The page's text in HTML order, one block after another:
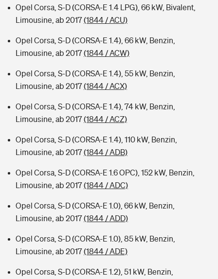
Opel Corsa, S-D (CORSA-E 1.4 LPG), 66 kW, Bivalent,
Limousine, ab 2017(1844 / ACU)
Opel Corsa, S-D (CORSA-E 1.4), 66 kW, Benzin,
Limousine, ab 2017(1844 / ACW)
Opel Corsa, S-D (CORSA-E 1.4), 55 kW, Benzin,
Limousine, ab 2017(1844 / ACX)
Opel Corsa, S-D (CORSA-E 1.4), 74 kW, Benzin,
Limousine, ab 2017(1844 / ACZ)
Opel Corsa, S-D (CORSA-E 1.4), 110 kW, Benzin,
Limousine, ab 2017(1844 / ADB)
Opel Corsa, S-D (CORSA-E 1.6 OPC), 152 kW, Benzin,
Limousine, ab 2017(1844 / ADC)
Opel Corsa, S-D (CORSA-E 1.0), 66 kW, Benzin,
Limousine, ab 2017(1844 / ADD)
Opel Corsa, S-D (CORSA-E 1.0), 85 kW, Benzin,
Limousine, ab 2017(1844 / ADE)
Opel Corsa, S-D (CORSA-E 1.2), 51 kW, Benzin,